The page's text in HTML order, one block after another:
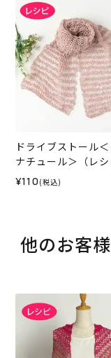
ドライブストール
ナチュール＞（レシ
¥110 (税込)
他のお客